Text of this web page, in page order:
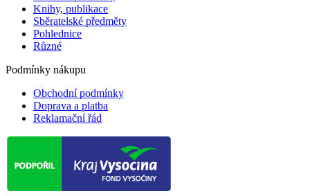
Knihy, publikace
Sběratelské předměty
Pohlednice
Různé
Podmínky nákupu
Obchodní podmínky
Doprava a platba
Reklamační řád